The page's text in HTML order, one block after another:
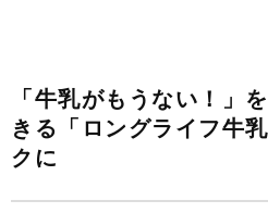
「牛乳がもうない！」
きる「ロングライフ牛
クに